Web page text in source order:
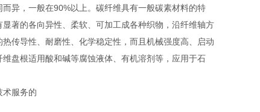
异，一般在90%以上。碳纤维具有一般碳素材料的特
著的各向异性、柔软、可加工成各种织物，沿纤维轴方
传导性、耐磨性、化学稳定性，而且机械强度高、启动
盘根适用酸和碱等腐蚀液体、有机溶剂等，应用于石
术服务的